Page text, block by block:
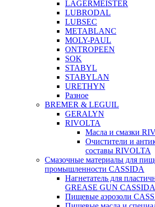
LAGERMEISTER
LUBRODAL
LUBSEC
METABLANC
MOLY-PAUL
ONTROPEEN
SOK
STABYL
STABYLAN
URETHYN
Разное
BREMER & LEGUIL
GERALYN
RIVOLTA
Масла и смазки
Очистители и
составы RIVOLTA
Смазочные материалы для
промышленности CASSIDA
Нагнетатель для
GREASE GUN CASSIDA
Пищевые аэрозоли